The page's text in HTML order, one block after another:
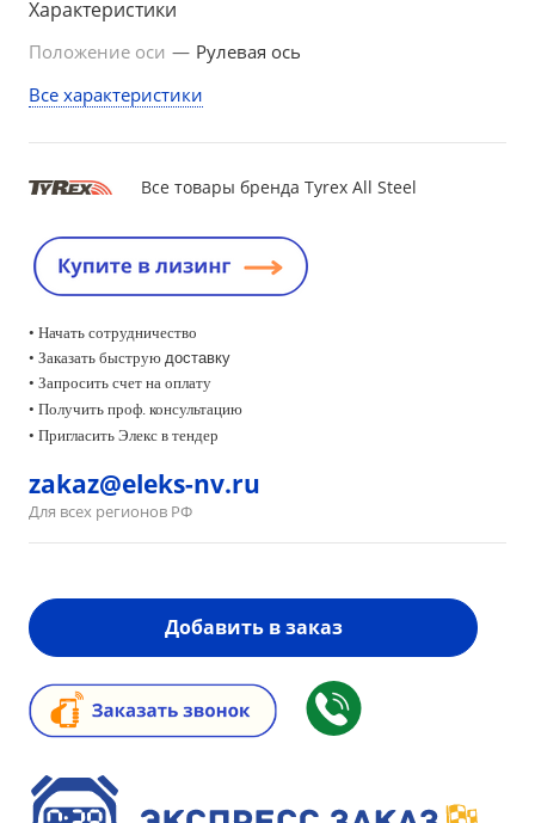
Характеристики
Положение оси — Рулевая ось
Все характеристики
Все товары бренда Tyrex All Steel
• Начать сотрудничество
• Заказать быструю доставку
• Запросить счет на оплату
• Получить проф. консультацию
• Пригласить Элекс в тендер
zakaz@eleks-nv.ru
Для всех регионов РФ
Добавить в заказ